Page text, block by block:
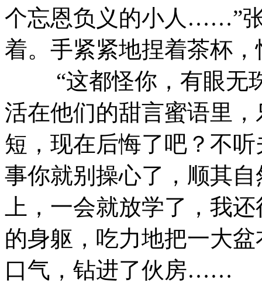
个忘恩负义的小人……”
着。手紧紧地捏着茶杯
“这都怪你，有眼无珠
活在他们的甜言蜜语里
短，现在后悔了吧？不
事你就别操心了，顺其
上，一会就放学了，我
的身躯，吃力地把一大
口气，钻进了伙房……